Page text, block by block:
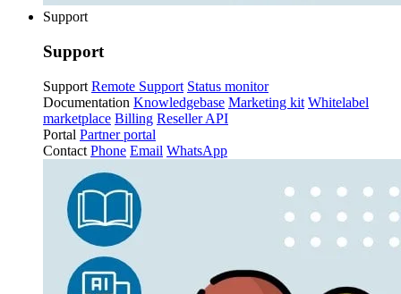
Support
Support
Support Remote Support Status monitor
Documentation Knowledgebase Marketing kit Whitelabel
marketplace Billing Reseller API
Portal Partner portal
Contact Phone Email WhatsApp